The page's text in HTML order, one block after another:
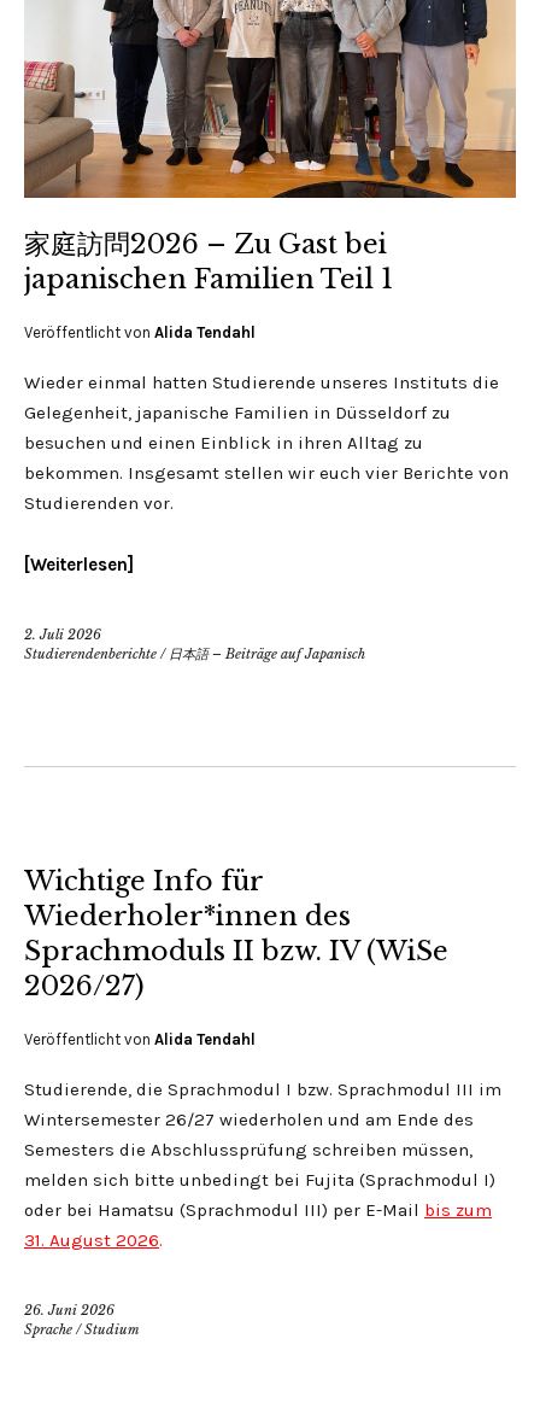
家庭訪問2026 – Zu Gast bei
japanischen Familien Teil 1
Veröffentlicht von Alida Tendahl
Wieder einmal hatten Studierende unseres Instituts die
Gelegenheit, japanische Familien in Düsseldorf zu
besuchen und einen Einblick in ihren Alltag zu
bekommen. Insgesamt stellen wir euch vier Berichte von
Studierenden vor.
Weiterlesen
2. Juli 2026
Studierendenberichte / 日本語 – Beiträge auf Japanisch
Wichtige Info für
Wiederholer*innen des
Sprachmoduls II bzw. IV (WiSe
2026/27)
Veröffentlicht von Alida Tendahl
Studierende, die Sprachmodul I bzw. Sprachmodul III im
Wintersemester 26/27 wiederholen und am Ende des
Semesters die Abschlussprüfung schreiben müssen,
melden sich bitte unbedingt bei Fujita (Sprachmodul I)
oder bei Hamatsu (Sprachmodul III) per E-Mail bis zum
31. August 2026.
26. Juni 2026
Sprache /Studium